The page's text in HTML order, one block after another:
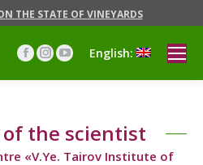
THE STATE OF VINEYARDS
Facebook
page
new
window
Instagram
page
new
window
YouTube
page
new
window
English:
the scientist
«V.Ye. Tairov Institute of